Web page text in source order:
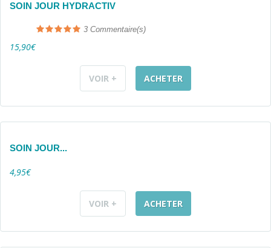
SOIN JOUR HYDRACTIV
3 Commentaire(s)
15,90€
VOIR + ACHETER
SOIN JOUR...
4,95€
VOIR + ACHETER